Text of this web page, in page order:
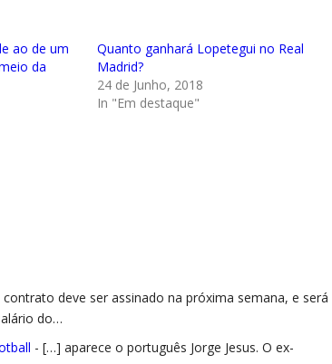
ao de um
da
Quanto ganhará Lopetegui no Real
Madrid?
24 de Junho, 2018
In "Em destaque"
deve ser assinado na próxima semana, e será
do…
- […] aparece o português Jorge Jesus. O ex-